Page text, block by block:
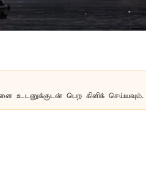
உடனுக்குடன் பெற கிளிக் செய்யவும்.